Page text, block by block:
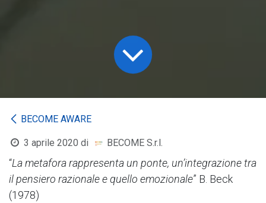
BECOME AWARE
3 aprile 2020 di BECOME S.r.l.
“La metafora rappresenta un ponte, un’integrazione tra
il pensiero razionale e quello emozionale” B. Beck
(1978)